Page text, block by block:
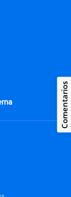
Comentarios